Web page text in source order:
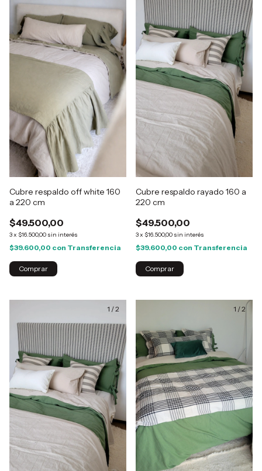
Cubre respaldo off white 160
a 220 cm
$49.500,00
3x $16.500,00 sin interés
$39.600,00 con Transferencia
Cubre respaldo rayado 160 a
220 cm
$49.500,00
3x $16.500,00 sin interés
$39.600,00 con Transferencia
1 /2 1 /2